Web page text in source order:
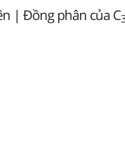
| Đồng phân của C